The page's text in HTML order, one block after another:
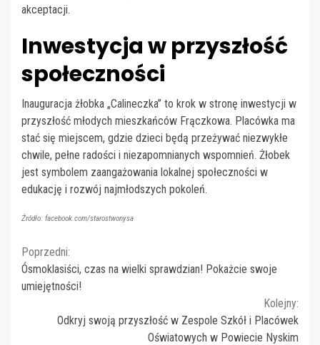
akceptacji.
Inwestycja w przyszłość
społeczności
Inauguracja żłobka „Calineczka” to krok w stronę inwestycji w
przyszłość młodych mieszkańców Frączkowa. Placówka ma
stać się miejscem, gdzie dzieci będą przeżywać niezwykłe
chwile, pełne radości i niezapomnianych wspomnień. Żłobek
jest symbolem zaangażowania lokalnej społeczności w
edukację i rozwój najmłodszych pokoleń.
Źródło: facebook.com/starostwonysa
Continue
Reading
Poprzedni:
Ósmoklasiści, czas na wielki sprawdzian! Pokażcie swoje
umiejętności!
Kolejny:
Odkryj swoją przyszłość w Zespole Szkół i Placówek
Oświatowych w Powiecie Nyskim